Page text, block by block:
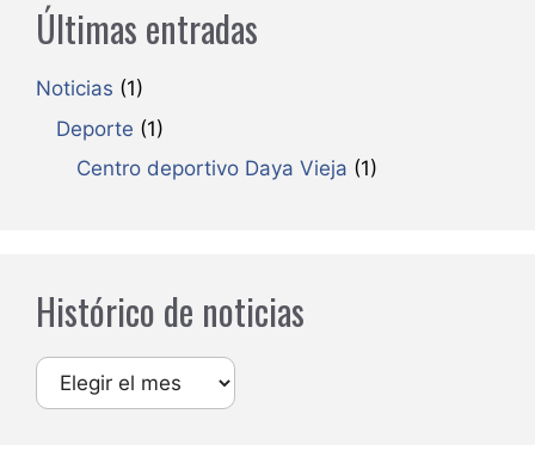
Últimas entradas
Noticias (1)
Deporte (1)
Centro deportivo Daya Vieja (1)
Histórico de noticias
Archivos